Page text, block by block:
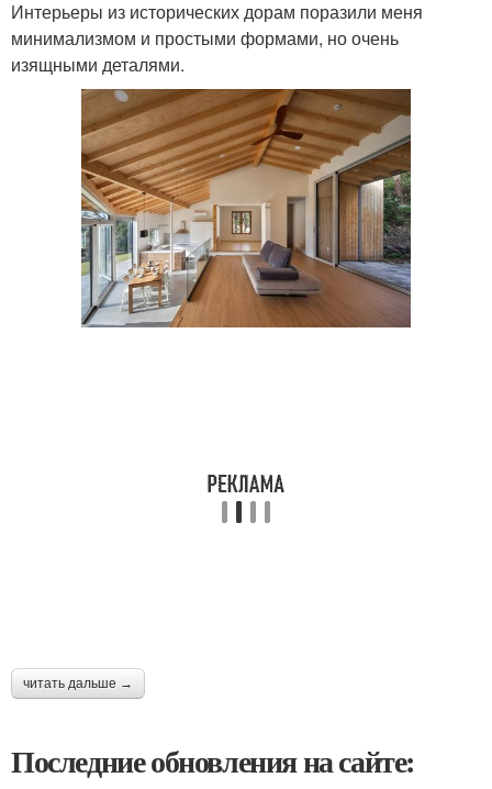
Интерьеры из исторических дорам поразили меня
минимализмом и простыми формами, но очень
изящными деталями.
читать дальше →
Последние обновления на сайте: